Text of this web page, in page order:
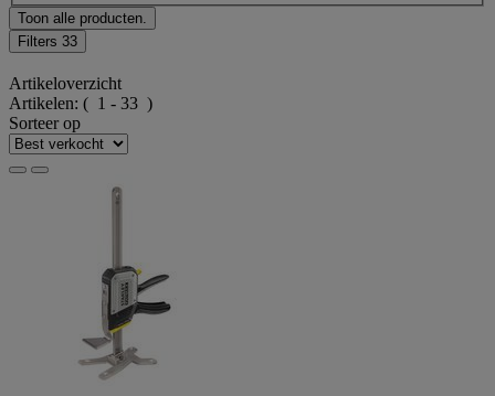
Toon alle producten.
Filters 33
Artikeloverzicht
Artikelen: ( 1 - 33 )
Sorteer op